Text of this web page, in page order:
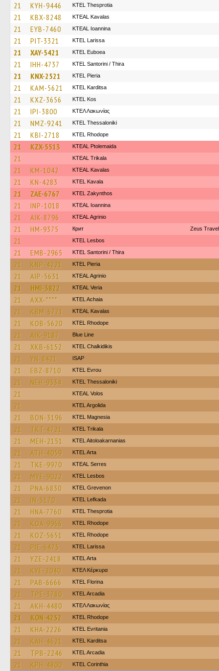
21 KYH-9446 KTEL Thesprotia
21 KBX-8248 KTEAL Kavalas
21 EYB-7460 KTEAL Ioannina
21 PIT-3321 KTEL Larissa
21 XAY-5421 ΚΤΕL Euboea
21 IHH-4737 KTEL Santorini / Thira
21 KNX-2521 KTEL Pieria
21 KAM-5621 ΚΤΕL Karditsa
21 KXZ-3656 KTEL Kos
21 IPI-3800 ΚΤΕΛ Λακωνίας
21 NMZ-9241 KTEL Thessaloniki
21 KBI-2718 KTEL Rhodope
21 KZX-5513 KTEAL Ptolemaida
21 KTEAL Trikala
21 KM-1042 KTEAL Kavalas
21 KN-4283 KTEL Kavala
21 ZAE-6767 KTEL Zakynthos
21 INP-1018 KTEAL Ioannina
21 AIK-8796 KTEAL Agrinio
21 HM-9375 Крит Zeus Travel
21 KTEL Lesbos
21 EMB-2965 KTEL Santorini / Thira
21 KNP-4221 KTEL Pieria
21 AIP-5631 KTEAL Agrinio
21 HMI-3822 KTEAL Veria
21 AXX-**** KTEL Achaia
21 KBM-6771 KTEAL Kavalas
21 KOB-5620 KTEL Rhodope
21 AIK-9187 Blue Line
21 XKB-6152 ΚΤΕL Chalkidikis
21 YN-8421 ISAP
21 EBZ-8710 KTEL Evrou
21 NEH-9334 KTEL Thessaloniki
21 KTEAL Volos
21 KTEL Argolida
21 BON-3196 ΚΤΕL Magnesia
21 TKT-4721 ΚΤΕL Τrikala
21 MEH-2151 KTEL Aitoloakarnanias
21 ATH-4059 KTEL Arta
21 TKE-9970 KTEAL Serres
21 MYE-9022 KTEL Lesbos
21 PNA-6830 ΚΤΕL Grevenon
21 IN-5170 KTEL Lefkada
21 HNA-7760 KTEL Thesprotia
21 KOA-9966 KTEL Rhodope
21 KOZ-5651 KTEL Rhodope
21 PIE-6475 KTEL Larissa
21 YZE-2418 KTEL Arta
21 KYE-2040 ΚΤΕΛ Κέρκυρα
21 PAB-6666 KTEL Florina
21 TPE-3780 KTEL Arcadia
21 AKH-4480 ΚΤΕΛ Λακωνίας
21 KON-4252 KTEL Rhodope
21 KHA-2226 ΚΤΕL Evritania
21 KAH-4621 ΚΤΕL Karditsa
21 TPB-2246 KTEL Arcadia
21 KPH-4800 KTEL Corinthia